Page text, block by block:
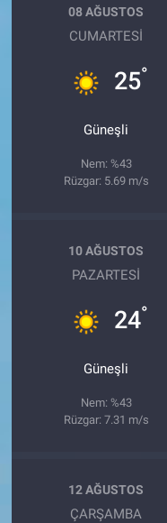
08 AĞUSTOS
CUMARTESI
25°
Güneşli
Nem: %43
Rüzgar: 5.69 m/s
10 AĞUSTOS
PAZARTESI
24°
Güneşli
Nem: %43
Rüzgar: 7.31 m/s
12 AĞUSTOS
ÇARŞAMBA